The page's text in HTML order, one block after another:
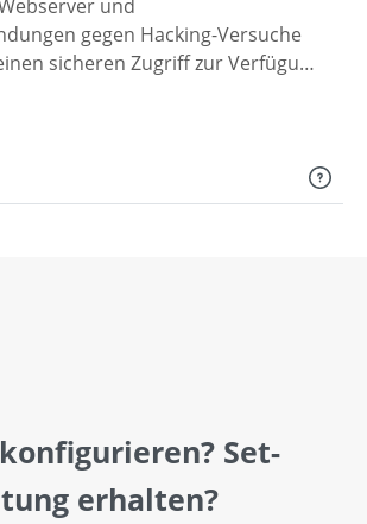
und
gegen Hacking-Versuche
sicheren Zugriff zur Verfügu…
Set-
erhalten?